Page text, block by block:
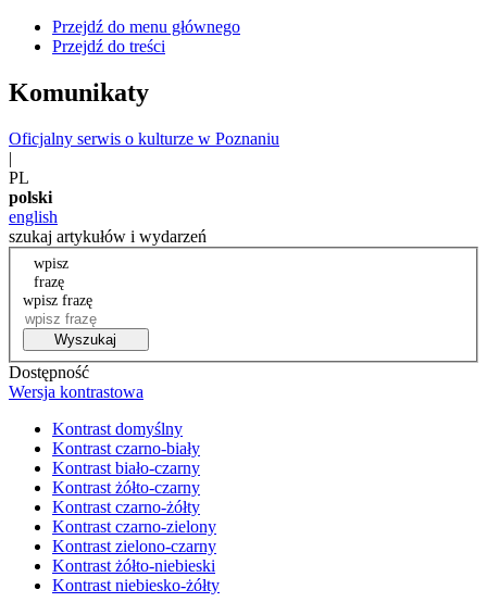
Przejdź do menu głównego
Przejdź do treści
Komunikaty
Oficjalny serwis o kulturze w Poznaniu
|
PL
polski
english
szukaj artykułów i wydarzeń
wpisz
frazę
wpisz frazę
Wyszukaj
Dostępność
Wersja kontrastowa
Kontrast domyślny
Kontrast czarno-biały
Kontrast biało-czarny
Kontrast żółto-czarny
Kontrast czarno-żółty
Kontrast czarno-zielony
Kontrast zielono-czarny
Kontrast żółto-niebieski
Kontrast niebiesko-żółty